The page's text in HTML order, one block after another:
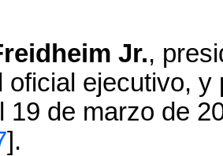
Jr.,
oficial ejecutivo,
19 de marzo de
].